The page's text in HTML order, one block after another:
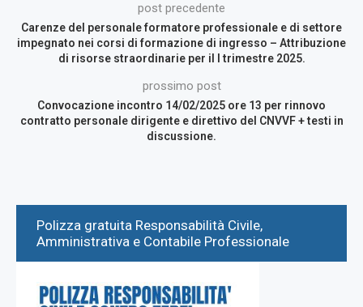
post precedente
Carenze del personale formatore professionale e di settore
impegnato nei corsi di formazione di ingresso – Attribuzione
di risorse straordinarie per il I trimestre 2025.
prossimo post
Convocazione incontro 14/02/2025 ore 13 per rinnovo
contratto personale dirigente e direttivo del CNVVF + testi in
discussione.
Polizza gratuita Responsabilità Civile,
Amministrativa e Contabile Professionale